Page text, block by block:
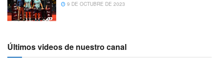
9 DE OCTUBRE DE 2023
Últimos videos de nuestro canal